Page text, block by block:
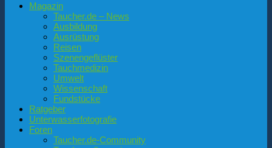
Magazin
Taucher.de – News
Ausbildung
Ausrüstung
Reisen
Szenengeflüster
Tauchmedizin
Umwelt
Wissenschaft
Fundstücke
Ratgeber
Unterwasserfotografie
Foren
Taucher.de-Community